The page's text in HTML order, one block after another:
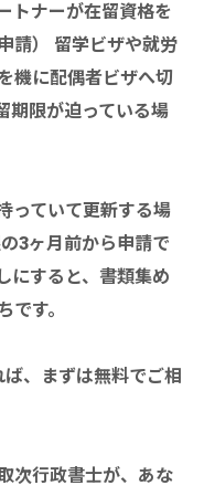
トナーが在留資格を
請） 留学ビザや就労
機に配偶者ビザへ切
期限が迫っている場
っていて更新する場
3ヶ月前から申請で
にすると、書類集め
す。
、まずは無料でご相
次行政書士が、あな